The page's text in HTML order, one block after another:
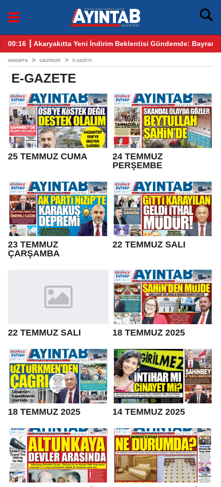
00:16 ┋ Akaryakıtta Yeni İndirim Beklentisi Gündemde:
ANASAYFA GALERİLER E-GAZETE
E-GAZETE
25 TEMMUZ CUMA
24 TEMMUZ
PERŞEMBE
23 TEMMUZ
ÇARŞAMBA
22 TEMMUZ SALI
22 TEMMUZ SALI 18 TEMMUZ 2025
18 TEMMUZ 2025 14 TEMMUZ 2025